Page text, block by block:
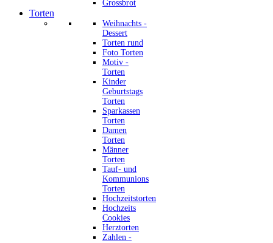
Grossbrot
Torten
Weihnachts -
Dessert
Torten rund
Foto Torten
Motiv -
Torten
Kinder
Geburtstags
Torten
Sparkassen
Torten
Damen
Torten
Männer
Torten
Tauf- und
Kommunions
Torten
Hochzeitstorten
Hochzeits
Cookies
Herztorten
Zahlen -